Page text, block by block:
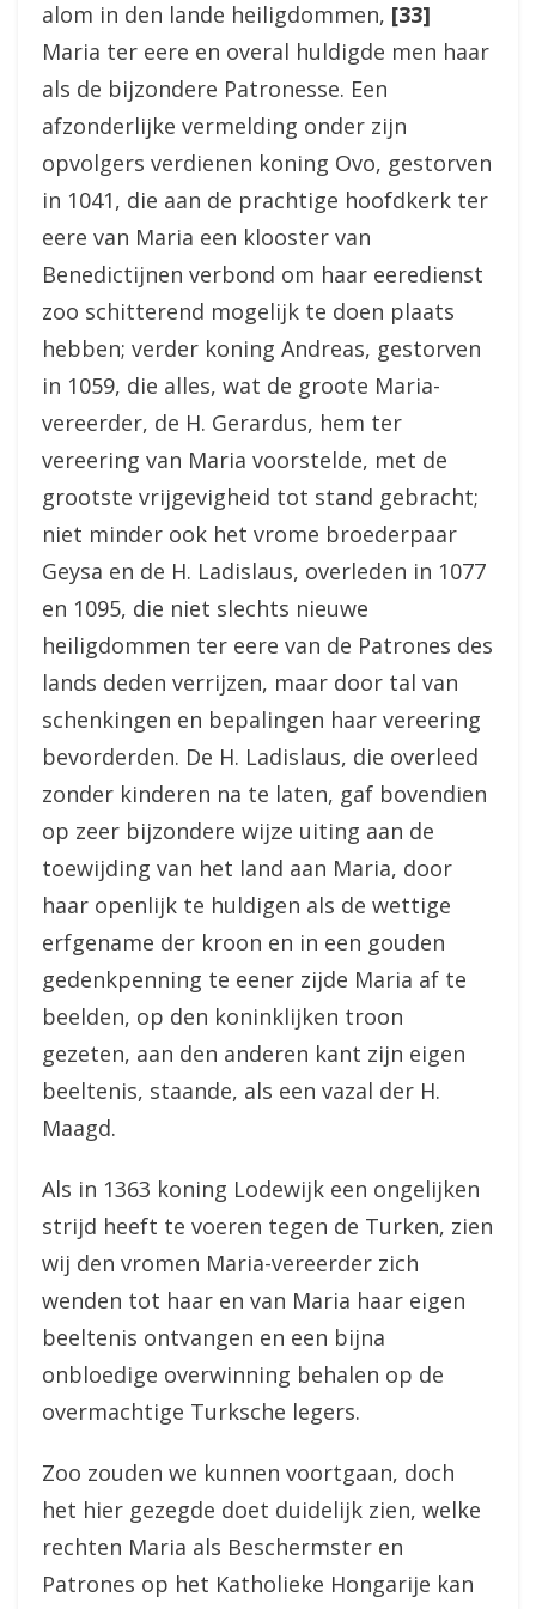
alom in den lande heiligdommen, [33]
Maria ter eere en overal huldigde men haar
als de bijzondere Patronesse. Een
afzonderlijke vermelding onder zijn
opvolgers verdienen koning Ovo, gestorven
in 1041, die aan de prachtige hoofdkerk ter
eere van Maria een klooster van
Benedictijnen verbond om haar eeredienst
zoo schitterend mogelijk te doen plaats
hebben; verder koning Andreas, gestorven
in 1059, die alles, wat de groote Maria-
vereerder, de H. Gerardus, hem ter
vereering van Maria voorstelde, met de
grootste vrijgevigheid tot stand gebracht;
niet minder ook het vrome broederpaar
Geysa en de H. Ladislaus, overleden in 1077
en 1095, die niet slechts nieuwe
heiligdommen ter eere van de Patrones des
lands deden verrijzen, maar door tal van
schenkingen en bepalingen haar vereering
bevorderden. De H. Ladislaus, die overleed
zonder kinderen na te laten, gaf bovendien
op zeer bijzondere wijze uiting aan de
toewijding van het land aan Maria, door
haar openlijk te huldigen als de wettige
erfgename der kroon en in een gouden
gedenkpenning te eener zijde Maria af te
beelden, op den koninklijken troon
gezeten, aan den anderen kant zijn eigen
beeltenis, staande, als een vazal der H.
Maagd.
Als in 1363 koning Lodewijk een ongelijken
strijd heeft te voeren tegen de Turken, zien
wij den vromen Maria-vereerder zich
wenden tot haar en van Maria haar eigen
beeltenis ontvangen en een bijna
onbloedige overwinning behalen op de
overmachtige Turksche legers.
Zoo zouden we kunnen voortgaan, doch
het hier gezegde doet duidelijk zien, welke
rechten Maria als Beschermster en
Patrones op het Katholieke Hongarije kan